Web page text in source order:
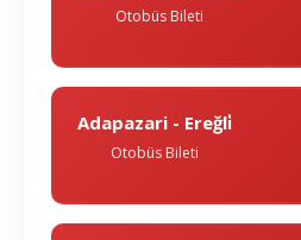
Otobüs Bileti
Adapazari - Ereğli̇
Otobüs Bileti